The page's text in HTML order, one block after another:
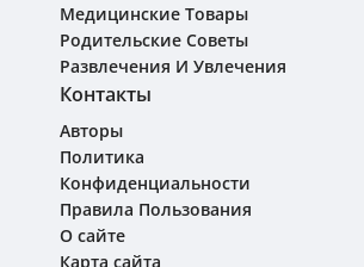
Медицинские Товары
Родительские Советы
Развлечения И Увлечения
Контакты
Авторы
Политика
Конфиденциальности
Правила Пользования
О сайте
Карта сайта